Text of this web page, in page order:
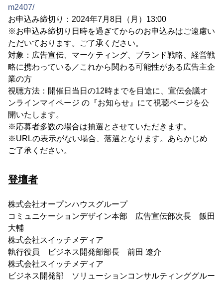
m2407/
お申込み締切り：2024年7月8日（月）13:00
※お申込み締切り日時を過ぎてからのお申込みはご遠慮い
ただいております。ご了承ください。
対象：広告宣伝、マーケティング、ブランド戦略、経営戦
略に携わっている／これから関わる可能性がある広告主企
業の方
視聴方法：開催日当日の12時までを目途に、宣伝会議オ
ンラインマイページ の『お知らせ』にて視聴ページを公
開いたします。
※応募者多数の場合は抽選とさせていただきます。
※URLの表示がない場合、落選となります。あらかじめ
ご了承ください。
登壇者
株式会社オープンハウスグループ
コミュニケーションデザイン本部 広告宣伝部次長 飯田
大輔
株式会社スイッチメディア
執行役員 ビジネス開発部部長 前田 遼介
株式会社スイッチメディア
ビジネス開発部 ソリューションコンサルティンググルー